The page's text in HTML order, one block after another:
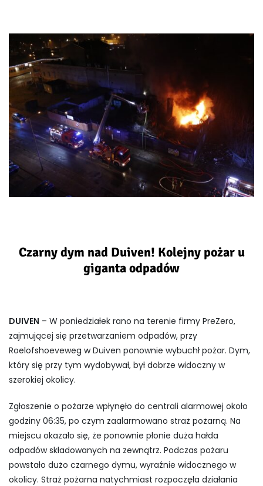
Czarny dym nad Duiven! Kolejny pożar u
giganta odpadów
DUIVEN – W poniedziałek rano na terenie firmy PreZero,
zajmującej się przetwarzaniem odpadów, przy
Roelofshoeveweg w Duiven ponownie wybuchł pożar. Dym,
który się przy tym wydobywał, był dobrze widoczny w
szerokiej okolicy.
Zgłoszenie o pożarze wpłynęło do centrali alarmowej około
godziny 06:35, po czym zaalarmowano straż pożarną. Na
miejscu okazało się, że ponownie płonie duża hałda
odpadów składowanych na zewnątrz. Podczas pożaru
powstało dużo czarnego dymu, wyraźnie widocznego w
okolicy. Straż pożarna natychmiast rozpoczęła działania